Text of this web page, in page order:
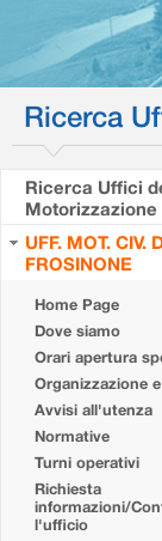
Ricerca
Ricerca Uffici
Motorizzazione
UFF. MOT. CIV.
FROSINONE
Home Page
Dove siamo
Orari apertura
Organizzazione
Avvisi all'utenza
Normative
Turni operativi
Richiesta
informazioni/
l'ufficio